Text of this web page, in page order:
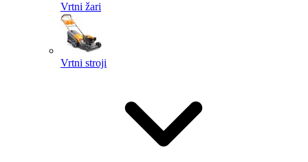
Vrtni žari
Vrtni stroji